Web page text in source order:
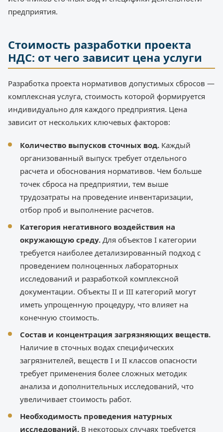
предприятия.
Стоимость разработки проекта
НДС: от чего зависит цена услуги
Разработка проекта нормативов допустимых сбросов —
комплексная услуга, стоимость которой формируется
индивидуально для каждого предприятия. Цена
зависит от нескольких ключевых факторов:
Количество выпусков сточных вод. Каждый
организованный выпуск требует отдельного
расчета и обоснования нормативов. Чем больше
точек сброса на предприятии, тем выше
трудозатраты на проведение инвентаризации,
отбор проб и выполнение расчетов.
Категория негативного воздействия на
окружающую среду. Для объектов I категории
требуется наиболее детализированный подход с
проведением полноценных лабораторных
исследований и разработкой комплексной
документации. Объекты II и III категорий могут
иметь упрощенную процедуру, что влияет на
конечную стоимость.
Состав и концентрация загрязняющих веществ.
Наличие в сточных водах специфических
загрязнителей, веществ I и II классов опасности
требует применения более сложных методик
анализа и дополнительных исследований, что
увеличивает стоимость работ.
Необходимость проведения натурных
исследований. В некоторых случаях требуется